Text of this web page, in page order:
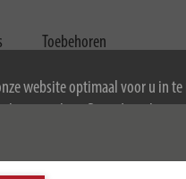
website optimaal voor u in
Toebehoren
uiterst energie-efficiënte
aluminium, is de